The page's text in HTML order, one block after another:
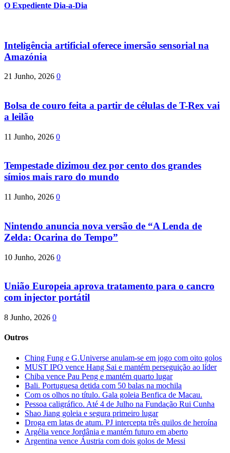
O Expediente Dia-a-Dia
Inteligência artificial oferece imersão sensorial na
Amazónia
21 Junho, 2026 0
Bolsa de couro feita a partir de células de T-Rex vai
a leilão
11 Junho, 2026 0
Tempestade dizimou dez por cento dos grandes
símios mais raro do mundo
11 Junho, 2026 0
Nintendo anuncia nova versão de “A Lenda de
Zelda: Ocarina do Tempo”
10 Junho, 2026 0
União Europeia aprova tratamento para o cancro
com injector portátil
8 Junho, 2026 0
Outros
Ching Fung e G.Universe anulam-se em jogo com oito golos
MUST IPO vence Hang Sai e mantém perseguição ao líder
Chiba vence Pau Peng e mantém quarto lugar
Bali. Portuguesa detida com 50 balas na mochila
Com os olhos no título. Gala goleia Benfica de Macau.
Pessoa caligráfico. Até 4 de Julho na Fundação Rui Cunha
Shao Jiang goleia e segura primeiro lugar
Droga em latas de atum. PJ intercepta três quilos de heroína
Argélia vence Jordânia e mantém futuro em aberto
Argentina vence Áustria com dois golos de Messi